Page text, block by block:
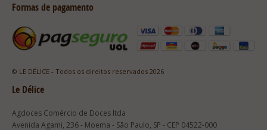
Formas de pagamento
© LE DÉLICE - Todos os direitos reservados 2026
Le Délice
Agdoces Comércio de Doces ltda
Avenida Agami, 236 - Moema - São Paulo, SP - CEP 04522-000